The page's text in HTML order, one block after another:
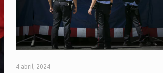
4 abril, 2024